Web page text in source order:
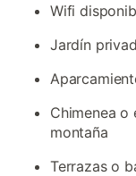
Wifi
Jardín
Chimenea o
montaña
Terrazas o